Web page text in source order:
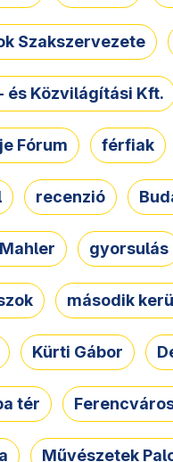
Szakszervezete
és Közvilágítási Kft.
Fórum férfiak
recenzió
gyorsulás
második
Kürti Gábor
tér
Művészetek